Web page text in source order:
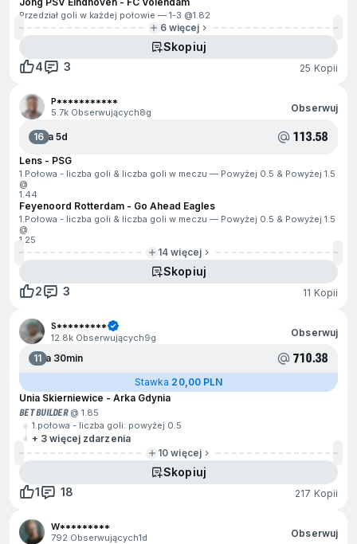
Przedział goli w każdej połowie — 1-3 @1.82
6 więcej
Skopiuj
4
3 25 Kopii
P***********
5.7k Obserwujących8g Obserwuj
16Za 5d 113.58
Lens - PSG
1.Połowa - liczba goli & liczba goli w meczu — Powyżej 0.5 & Powyżej 1.5
@
1.44
Feyenoord Rotterdam - Go Ahead Eagles
1.Połowa - liczba goli & liczba goli w meczu — Powyżej 0.5 & Powyżej 1.5
@
1.25
14 więcej
Skopiuj
2
3 11 Kopii
S*********
12.8k Obserwujących9g Obserwuj
11Za 30min 710.38
Stawka 20,00 PLN
Unia Skierniewice - Arka Gdynia
BET BUILDER@ 1.85
1.połowa - liczba goli: powyżej 0.5
+ 3 więcej zdarzenia
10 więcej
Skopiuj
1
18 217 Kopii
W*********
792 Obserwujących1d Obserwuj